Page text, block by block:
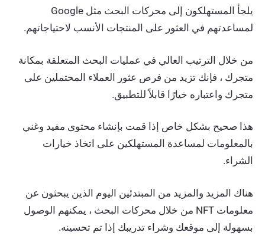
يلجأ المستهلكون إلى محركات البحث مثل Google
لمساعدتهم في العثور على المنتجات الأنسب لاحتياجاتهم.
من خلال الترتيب العالي في عمليات البحث المتعلقة بمكانة
متجرك ، فإنك تزيد من فرص عثور العملاء المحتملين على
متجرك واعتباره خيارًا قابلاً للتطبيق.
هذا صحيح بشكل خاص إذا قمت بإنشاء محتوى مفيد وغني
بالمعلومات لمساعدة المستهلكين على اتخاذ خيارات
الشراء.
هناك المزيد والمزيد من المبتدئين اليوم الذين يبحثون عن
معلومات NFT من خلال محركات البحث ، يمكنهم الوصول
بسهولة إلى موقعك وشراء تدريبك إذا تم تحسينه.